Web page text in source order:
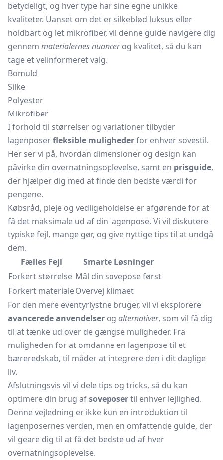
betydeligt, og hver type har sine egne unikke
kvaliteter. Uanset om det er silkeblød luksus eller
holdbart og let mikrofiber, vil denne guide navigere dig
gennem materialernes nuancerog kvalitet, så du kan
tage et velinformeret valg.
Bomuld
Silke
Polyester
Mikrofiber
I forhold til størrelser og variationer tilbyder
lagenposerfleksible mulighederfor enhver sovestil.
Her ser vi på, hvordan dimensioner og design kan
påvirke din overnatningsoplevelse, samt en prisguide,
der hjælper dig med at finde den bedste værdi for
pengene.
Købsråd, pleje og vedligeholdelse er afgørende for at
få det maksimale ud af din lagenpose. Vi vil diskutere
typiske fejl, mange gør, og give nyttige tips til at undgå
dem.
Fælles Fejl
Smarte Løsninger
Forkert størrelse Mål din sovepose først
Forkert materialeOvervej klimaet
For den mere eventyrlystne bruger, vil vi eksplorere
avancerede anvendelser og alternativer, som vil få dig
til at tænke ud over de gængse muligheder. Fra
muligheden for at omdanne en lagenpose til et
bæreredskab, til måder at integrere den i dit daglige
liv.
Afslutningsvis vil vi dele tips og tricks, så du kan
optimere din brug afsoveposertil enhver lejlighed.
Denne vejledning er ikke kun en introduktion til
lagenposernes verden, men en omfattende guide, der
vil geare dig til at få det bedste ud af hver
overnatningsoplevelse.